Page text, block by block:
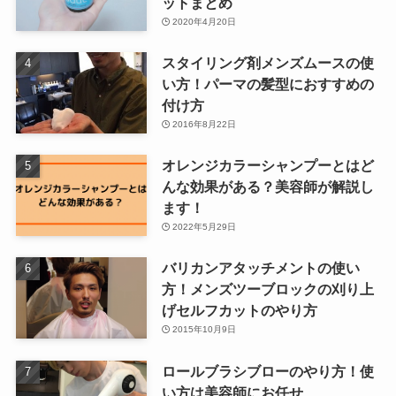
2020年4月20日
スタイリング剤メンズムースの使
い方！パーマの髪型におすすめの
付け方
2016年8月22日
オレンジカラーシャンプーとはど
んな効果がある？美容師が解説し
ます！
2022年5月29日
バリカンアタッチメントの使い
方！メンズツーブロックの刈り上
げセルフカットのやり方
2015年10月9日
ロールブラシブローのやり方！使
い方は美容師にお任せ